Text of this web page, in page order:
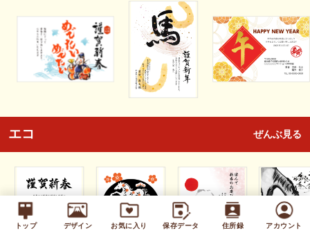
トップ デザイン お気に入り 保存データ 住所録 アカウント
エコ ぜんぶ見る